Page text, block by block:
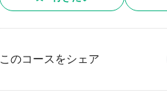
このコースをシェア